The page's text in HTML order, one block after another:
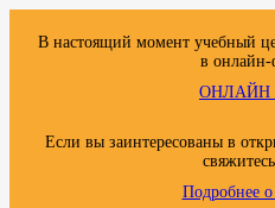
В настоящий момент учебный
в онлайн-
ОНЛАЙН
Если вы заинтересованы в
Подробнее